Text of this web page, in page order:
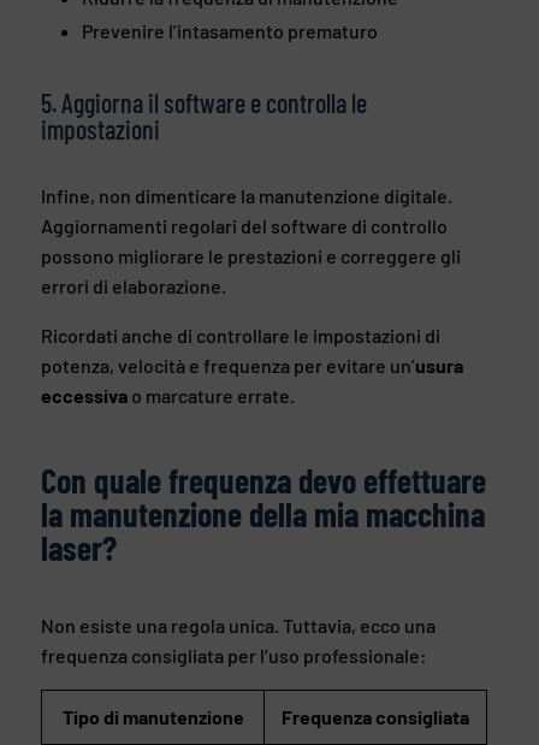
Prevenire l’intasamento prematuro
5. Aggiorna il software e controlla le
impostazioni
Infine, non dimenticare la manutenzione digitale.
Aggiornamenti regolari del software di controllo
possono migliorare le prestazioni e correggere gli
errori di elaborazione.
Ricordati anche di controllare le impostazioni di
potenza, velocità e frequenza per evitare un’usura
eccessiva o marcature errate.
Con quale frequenza devo effettuare
la manutenzione della mia macchina
laser?
Non esiste una regola unica. Tuttavia, ecco una
frequenza consigliata per l’uso professionale:
Tipo di manutenzione Frequenza consigliata